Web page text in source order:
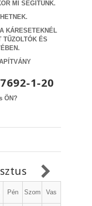
MI SEGÍTÜNK.
KÁRESETEKNÉL
TŰZOLTÓK ÉS
1-20
ÖN?
Pén Szom Vas